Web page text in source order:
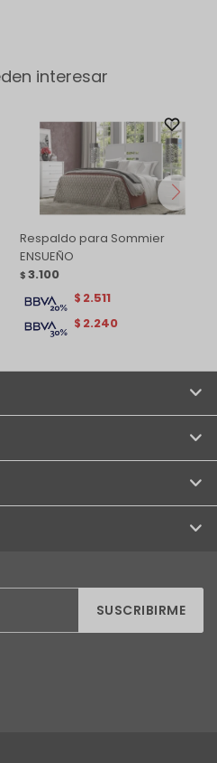
interesar
Respaldo para Sommier
ENSUEÑO
$ 3.100
$ 2.240
$ 2.511
SUSCRIBIRME